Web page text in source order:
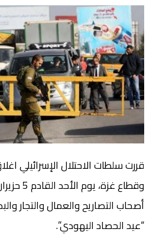
قررت سلطات الاحتلال الإسرائيلي
أصحاب التصاريح والعمال والتجار
“عيد الحصاد اليهودي”.